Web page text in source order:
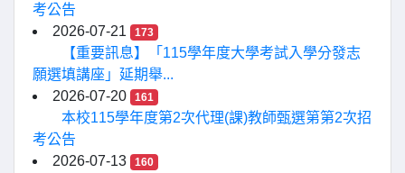
考公告
2026-07-21
173
【重要訊息】「115學年度大學考試入學分發志
願選填講座」延期舉...
2026-07-20
161
本校115學年度第2次代理(課)教師甄選第第2次招
考公告
2026-07-13
160